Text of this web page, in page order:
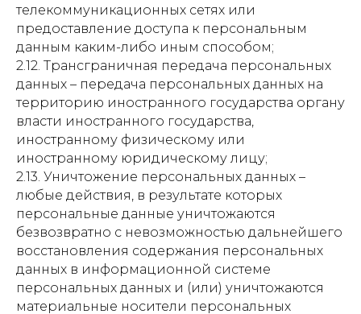
телекоммуникационных сетях или
предоставление доступа к персональным
данным каким-либо иным способом;
2.12. Трансграничная передача персональных
данных – передача персональных данных на
территорию иностранного государства органу
власти иностранного государства,
иностранному физическому или
иностранному юридическому лицу;
2.13. Уничтожение персональных данных –
любые действия, в результате которых
персональные данные уничтожаются
безвозвратно с невозможностью дальнейшего
восстановления содержания персональных
данных в информационной системе
персональных данных и (или) уничтожаются
материальные носители персональных